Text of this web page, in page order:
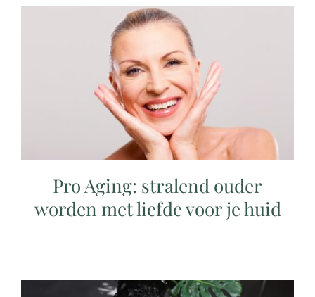
Pro Aging: stralend ouder
worden met liefde voor je huid